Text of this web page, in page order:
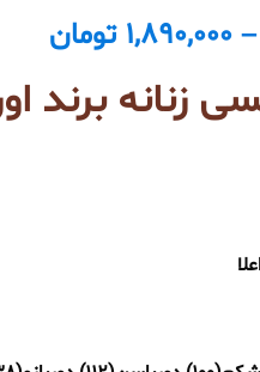
–
1,890,000 تومان
زنانه برند